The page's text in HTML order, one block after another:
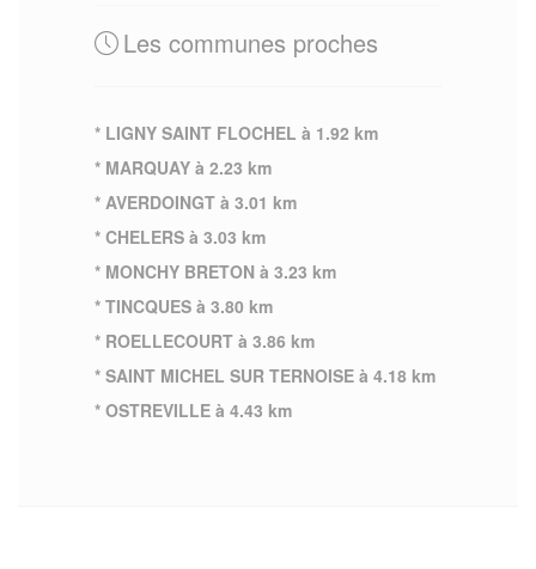
Les communes proches
* LIGNY SAINT FLOCHEL à 1.92 km
* MARQUAY à 2.23 km
* AVERDOINGT à 3.01 km
* CHELERS à 3.03 km
* MONCHY BRETON à 3.23 km
* TINCQUES à 3.80 km
* ROELLECOURT à 3.86 km
* SAINT MICHEL SUR TERNOISE à 4.18 km
* OSTREVILLE à 4.43 km